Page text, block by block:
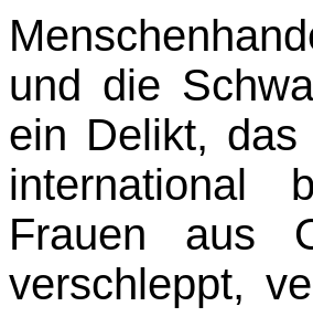
und die
ein Delikt, das
international
Frauen aus
verschleppt,